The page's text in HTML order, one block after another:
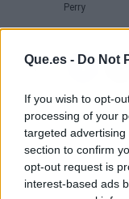
Que.es - Do Not
If you wish to opt-
processing of your
targeted
section to confirm
opt-out request is
interest-based ads
Perry